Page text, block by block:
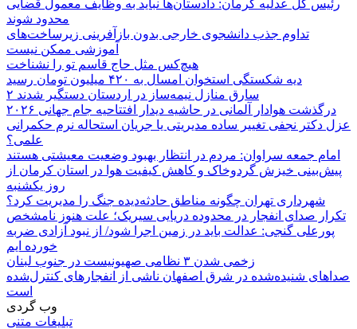
رئیس کل عدلیه کرمان: دادستان‌ها نباید به وظایف معمول قضایی
محدود شوند
تداوم جذب دانشجوی خارجی بدون بازآفرینی زیرساخت‌های
آموزشی ممکن نیست
هیچ‌کس مثل حاج قاسم تو را نشناخت
دیه شکستگی استخوان امسال به ۴۲۰ میلیون تومان رسید
۲ سارق منازل نیمه‌ساز در اردستان دستگیر شدند
درگذشت هوادار آلمانی در حاشیه دیدار افتتاحیه جام جهانی ۲۰۲۶
عزل دکتر نجفی تغییر ساده مدیریتی یا جریان استحاله نرم حکمرانی
علمی؟
امام جمعه سراوان: مردم در انتظار بهبود وضعیت معیشتی هستند
پیش‌بینی خیزش گردوخاک و کاهش کیفیت هوا در استان کرمان از
روز یکشنبه
شهرداری تهران چگونه مناطق حادثه‌دیده جنگ را مدیریت کرد؟
تکرار صدای انفجار در محدوده دریایی سیریک؛ علت هنوز نامشخص
پورعلی گنجی: عدالت باید در زمین اجرا شود/ از نبود آزادی ضربه
خورده ایم
زخمی شدن ۳ نظامی صهیونیست در جنوب لبنان
صداهای شنیده‌شده در شرق اصفهان ناشی از انفجارهای کنترل‌شده
است
وب گردی
تبلیغات متنی